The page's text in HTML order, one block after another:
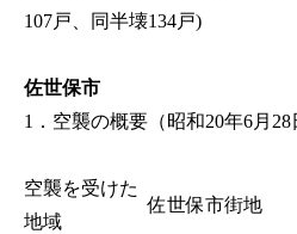
107戸、同半壊134戸)
佐世保市
1．空襲の概要（昭和20年
空襲を受けた
地域
佐世保市街地